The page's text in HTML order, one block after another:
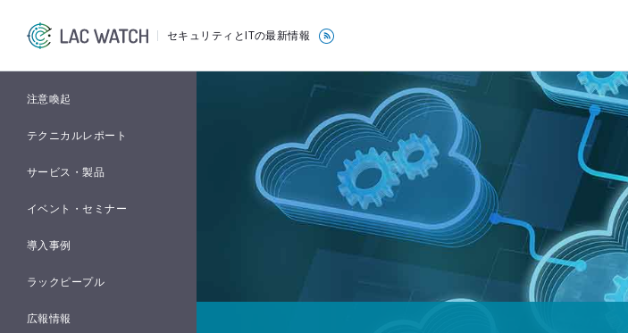
セキュリティとITの最新情報
注意喚起
テクニカルレポート
サービス・製品
イベント・セミナー
導入事例
ラックピープル
広報情報